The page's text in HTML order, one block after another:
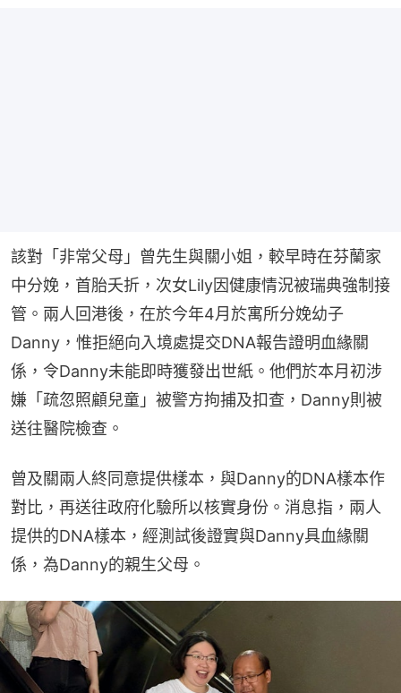
該對「非常父母」曾先生與關小姐，較早時在芬蘭家
中分娩，首胎夭折，次女Lily因健康情況被瑞典強制接
管。兩人回港後，在於今年4月於寓所分娩幼子
Danny，惟拒絕向入境處提交DNA報告證明血緣關
係，令Danny未能即時獲發出世紙。他們於本月初涉
嫌「疏忽照顧兒童」被警方拘捕及扣查，Danny則被
送往醫院檢查。
曾及關兩人終同意提供樣本，與Danny的DNA樣本作
對比，再送往政府化驗所以核實身份。消息指，兩人
提供的DNA樣本，經測試後證實與Danny具血緣關
係，為Danny的親生父母。